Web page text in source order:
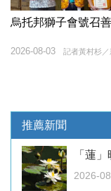
烏托邦獅子會號召
記者黃村杉／
2026-08-03
推薦新聞
「蓮
2026-